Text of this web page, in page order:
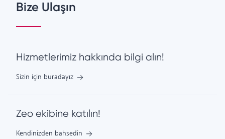
Bize Ulaşın
Hizmetlerimiz hakkında bilgi alın!
Sizin için buradayız
Zeo ekibine katılın!
Kendinizden bahsedin